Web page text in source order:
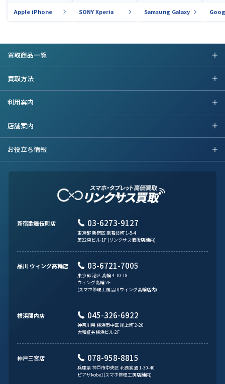
Apple iPhone SONY Xperia Samsung Galaxy
買取商品一覧
買取方法
利用案内
店舗案内
お役立ち情報
新宿歌舞伎町店 03-6273-9127
東京都 新宿区 歌舞伎町 1-5-4
第22東ビル 1F (リンクサス酒販店舗内)
品川 ウィング高輪店 03-6721-7005
東京都 港区 高輪 4-10-18
ウィング高輪 2F
(スマホ修理工房品川ウィング高輪店内)
横浜関内店 045-326-6922
神奈川県 横浜市中区 尾上町 2-20
大和証券横浜ビル 2F
神戸三宮店 078-958-8815
兵庫県 神戸市中央区 北長狭通 1-30-40
ピアザkobe1(スマホ修理工房店舗内)